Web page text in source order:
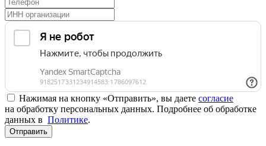
Нажимая на кнопку «Отправить», вы даете согласие
на обработку персональных данных. Подробнее об обработке
данных в Политике.
Отправить